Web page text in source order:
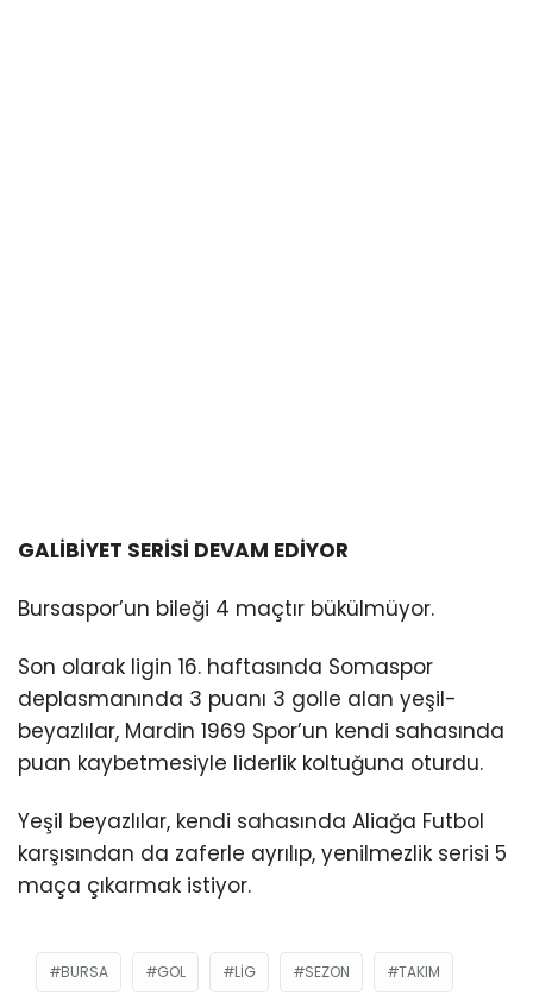
GALİBİYET SERİSİ DEVAM EDİYOR
Bursaspor’un bileği 4 maçtır bükülmüyor.
Son olarak ligin 16. haftasında Somaspor
deplasmanında 3 puanı 3 golle alan yeşil-
beyazlılar, Mardin 1969 Spor’un kendi sahasında
puan kaybetmesiyle liderlik koltuğuna oturdu.
Yeşil beyazlılar, kendi sahasında Aliağa Futbol
karşısından da zaferle ayrılıp, yenilmezlik serisi 5
maça çıkarmak istiyor.
BURSA GOL LIG SEZON TAKIM